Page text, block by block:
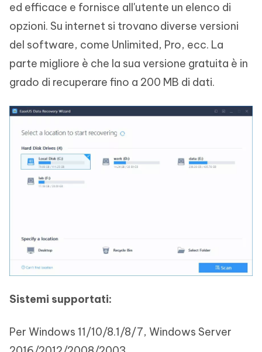
ed efficace e fornisce all'utente un elenco di
opzioni. Su internet si trovano diverse versioni
del software, come Unlimited, Pro, ecc. La
parte migliore è che la sua versione gratuita è in
grado di recuperare fino a 200 MB di dati.
Sistemi supportati:
Per Windows 11/10/8.1/8/7, Windows Server